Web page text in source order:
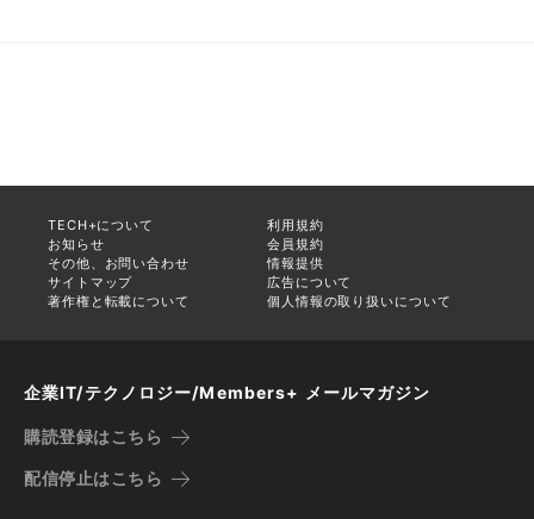
TECH+について
利用規約
お知らせ
会員規約
その他、お問い合わせ
情報提供
サイトマップ
広告について
著作権と転載について
個人情報の取り扱いについて
企業IT/テクノロジー/Members+ メールマガジン
購読登録はこちら
配信停止はこちら